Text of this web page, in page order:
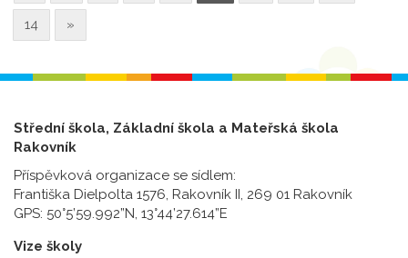
14 »
Střední škola, Základní škola a Mateřská škola
Rakovník
Příspěvková organizace se sídlem:
Františka Dielpolta 1576, Rakovník II, 269 01 Rakovník
GPS: 50°5’59.992”N, 13°44’27.614”E
Vize školy